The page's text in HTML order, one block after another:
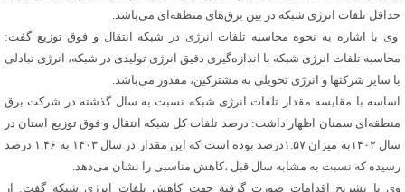
حداقل تلفات انرژی شبکه در بین برق‌های منطقه‌ای می‌باشد.
وی با اشاره به نحوه محاسبه تلفات انرژی در شبکه انتقال و فوق توزیع گفت:
محاسبه تلفات انرژی شبکه با اندازه‌گیری دقیق انرژی تولیدی در شبکه، انرژی تبادلی
با سایر شرکتها و انرژی تحویلی به مشترکین، مقدور می‌باشد.
اساسه با مقایسه مقدار تلفات انرژی شبکه نسبت به سال گذشته در شرکت برق
منطقه‌ای سمنان اظهار داشت: درصد تلفات کل شبکه انتقال و فوق توزیع استان در
سال ۱۴۰۲به میزان ۱.۵۷درصد بوده است که این مقدار در سال ۱۴۰۳ به ۱.۴۶ درصد
رسیده که نسبت به مشابه سال قبل ،کاهش مناسبی را نشان می‌دهد.
وی با تشریح اقدامات صورت گرفته جهت کاهش تلفات انرژی شبکه گفت: از